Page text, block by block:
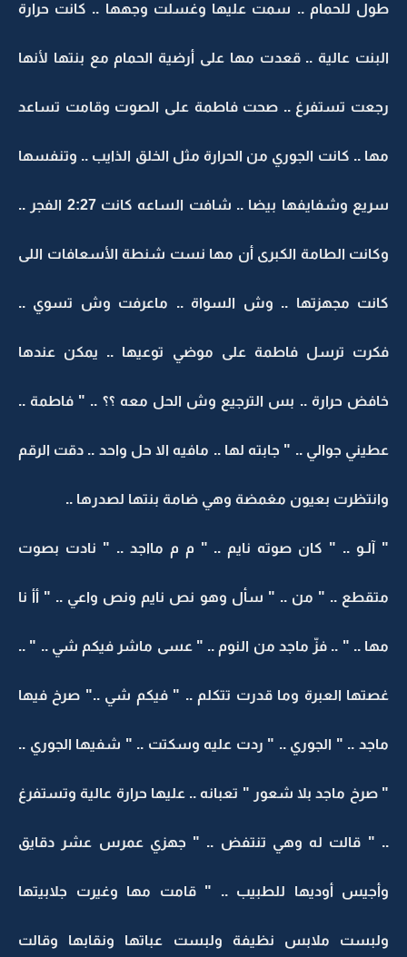
طول للحمام .. سمت عليها وغسلت وجهها .. كانت حرارة
البنت عالية .. قعدت مها على أرضية الحمام مع بنتها لأنها
رجعت تستفرغ .. صحت فاطمة على الصوت وقامت تساعد
مها .. كانت الجوري من الحرارة مثل الخلق الذايب .. وتنفسها
سريع وشفايفها بيضا .. شافت الساعه كانت 2:27 الفجر ..
وكانت الطامة الكبرى أن مها نست شنطة الأسعافات اللى
كانت مجهزتها .. وش السواة .. ماعرفت وش تسوي ..
فكرت ترسل فاطمة على موضي توعيها .. يمكن عندها
خافض حرارة .. بس الترجيع وش الحل معه ؟؟ .. " فاطمة ..
عطيني جوالي .. " جابته لها .. مافيه الا حل واحد .. دقت الرقم
وانتظرت بعيون مغمضة وهي ضامة بنتها لصدرها ..
" آلـو .. " كان صوته نايم .. " م م مااجد .. " نادت بصوت
متقطع .. " من .. " سأل وهو نص نايم ونص واعي .. " أأ نا
مها .. " .. فزّ ماجد من النوم .. " عسى ماشر فيكم شي .. " ..
غصتها العبرة وما قدرت تتكلم .. " فيكم شي .." صرخ فيها
ماجد .. " الجوري .. " ردت عليه وسكتت .. " شفيها الجوري ..
" صرخ ماجد بلا شعور " تعبانه .. عليها حرارة عالية وتستفرغ
.. " قالت له وهي تنتفض .. " جهزي عمرس عشر دقايق
وأجيس أوديها للطبيب .. " قامت مها وغيرت جلابيتها
ولبست ملابس نظيفة ولبست عباتها ونقابها وقالت